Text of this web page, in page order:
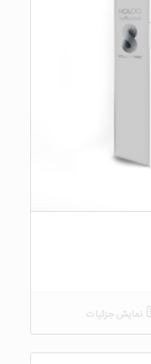
نمایش جزئیات